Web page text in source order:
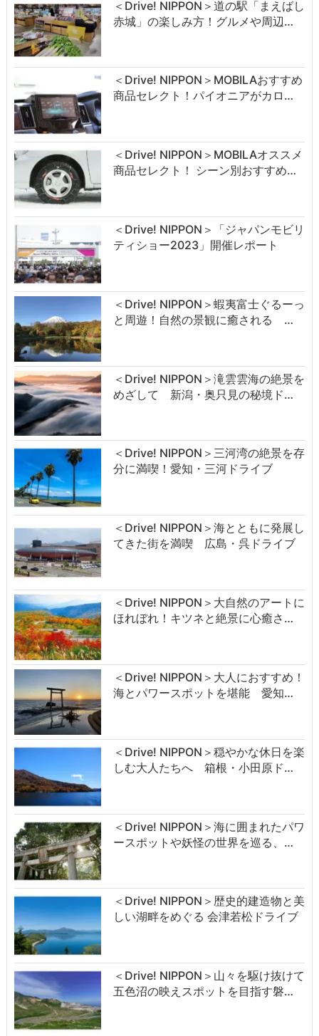
＜Drive! NIPPON＞道の駅「まえばし
赤城」の楽しみ方！グルメや周辺…
＜Drive! NIPPON＞MOBILAおすすめ
商品セレクト！パイオニアがカロ…
＜Drive! NIPPON＞MOBILAオススメ
商品セレクト！ シーン別おすすめ…
＜Drive! NIPPON＞「ジャパンモビリ
ティショー2023」開催レポート
＜Drive! NIPPON＞蝦夷富士ぐるーっ
と周遊！自然の景観に癒される …
＜Drive! NIPPON＞滝雲雲海の絶景を
めざして 新潟・奥只見の秘境ド…
＜Drive! NIPPON＞三河湾の絶景を存
分に満喫！愛知・三河ドライブ
＜Drive! NIPPON＞海とともに発展し
てきた街を満喫 広島・呉ドライブ
＜Drive! NIPPON＞大自然のアートに
ほれぼれ！キツネと絶景に心癒さ…
＜Drive! NIPPON＞大人におすすめ！
海とパワースポットを堪能 愛知…
＜Drive! NIPPON＞穏やかな休日を楽
しむ大人たちへ 箱根・小田原ド…
＜Drive! NIPPON＞海に囲まれたパワ
ースポットや妖怪の世界を巡る、…
＜Drive! NIPPON＞歴史的建造物と美
しい湖畔をめぐる 会津若松ドライブ
＜Drive! NIPPON＞山々を駆け抜けて
五色沼の映えスポットを目指す磐…